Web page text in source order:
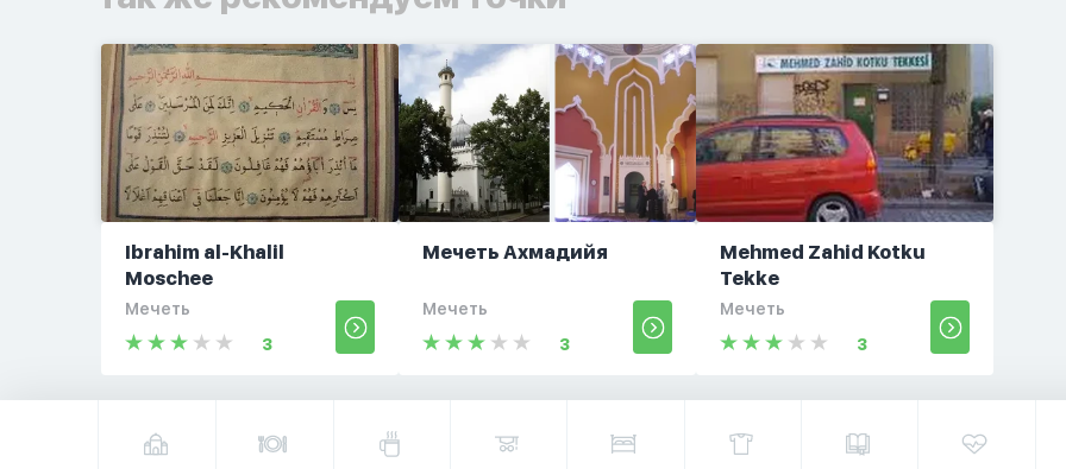
Ibrahim al-Khalil
Moschee
Мечеть
3
Мечеть Ахмадийя
Мечеть
3
Mehmed Zahid Kotku
Tekke
Мечеть
3